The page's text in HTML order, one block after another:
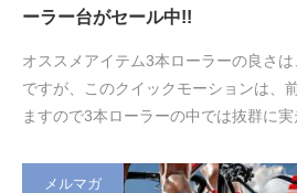
ーラー台がセール中!!
オススメアイテム3本ローラーの良さ
ですが、このクイックモーションは、
ますので3本ローラーの中では抜群に実
メルマガ